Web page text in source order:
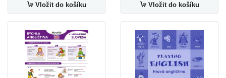
Vložit do košíku Vložit do košíku